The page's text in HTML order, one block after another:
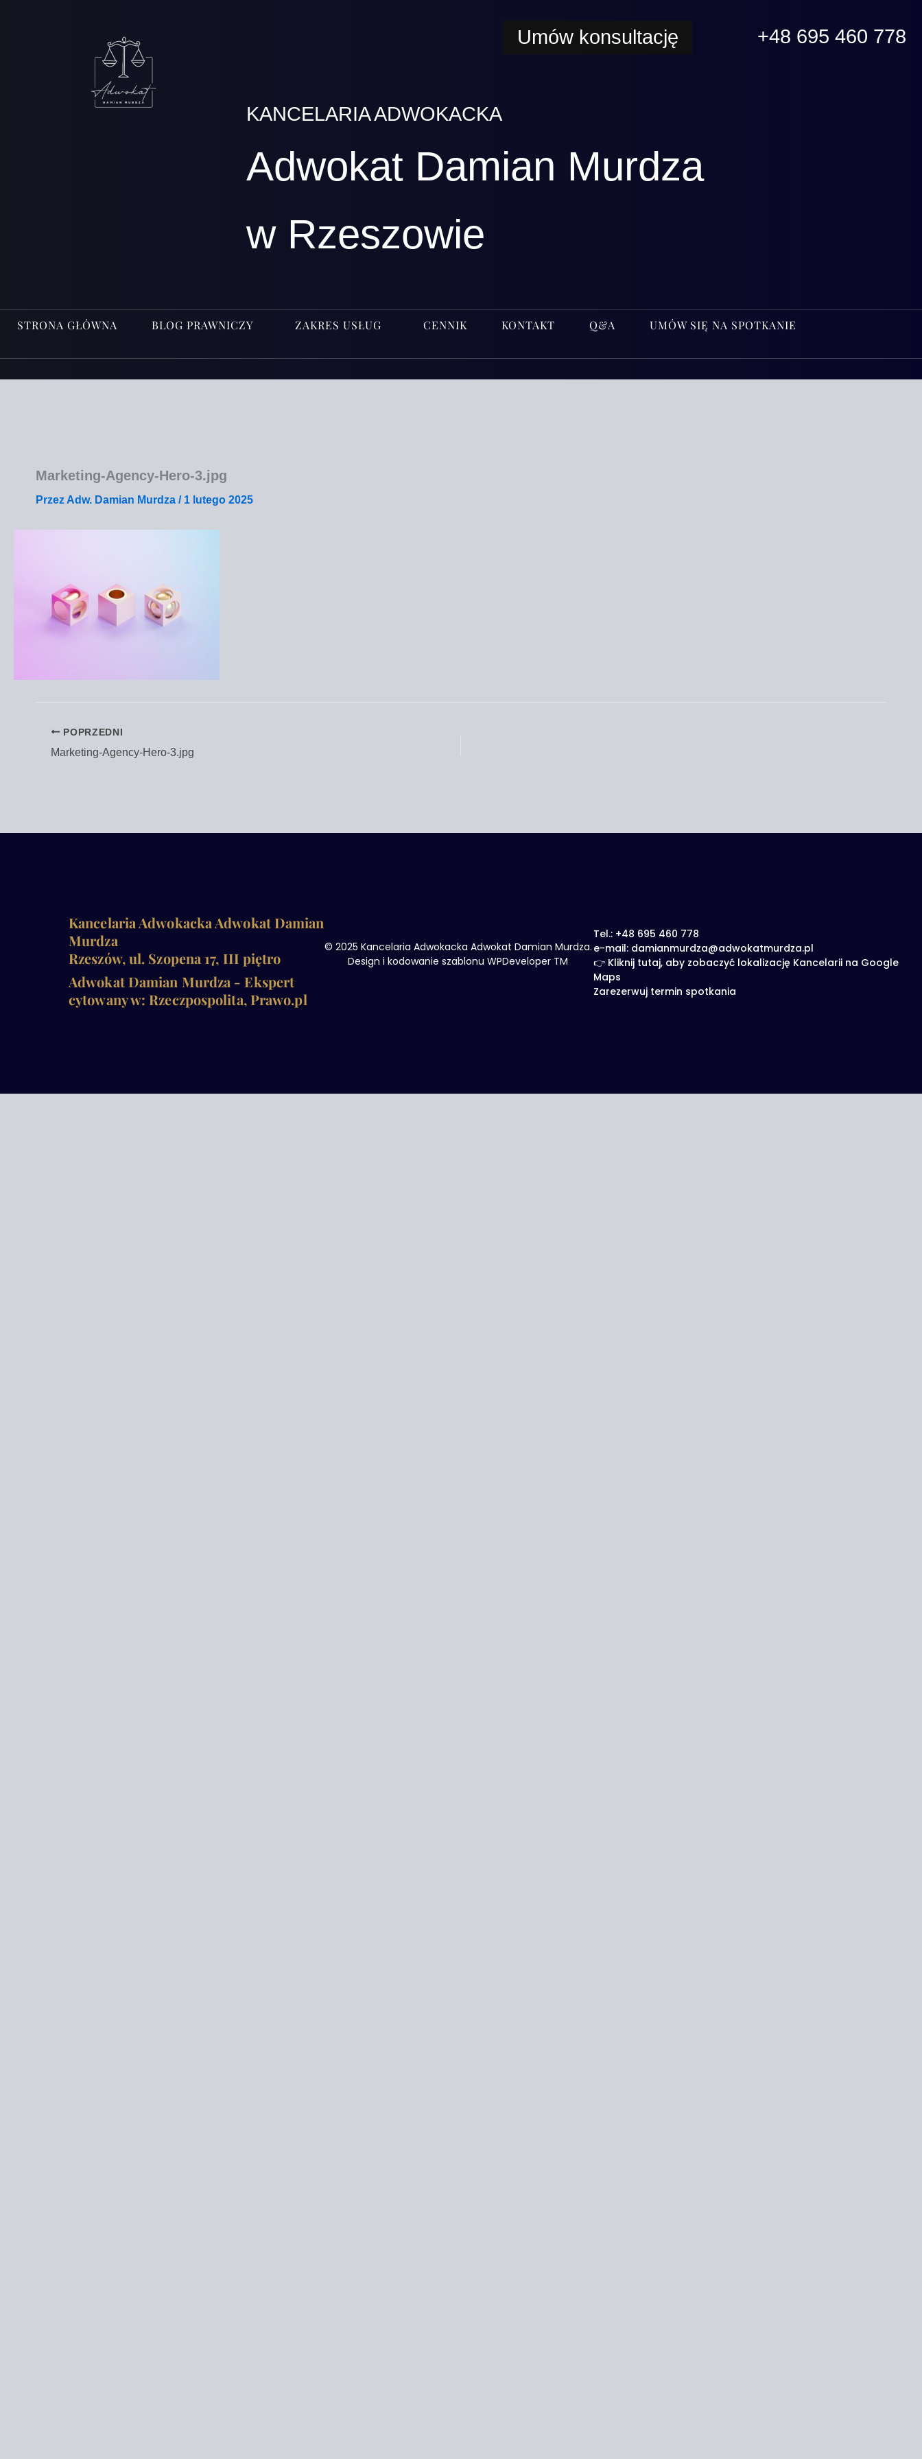
Umów konsultację +48 695 460 778
KANCELARIA ADWOKACKA
Adwokat Damian Murdza
w Rzeszowie
STRONA GŁÓWNA BLOG PRAWNICZY ZAKRES USŁUG CENNIK KONTAKT Q&A UMÓW SIĘ NA SPOTKANIE
Marketing-Agency-Hero‑3.jpg
Przez Adw. Damian Murdza / 1 lutego 2025
POPRZEDNI
Marketing-Agency-Hero‑3.jpg
Kancelaria Adwokacka Adwokat Damian
Murdza
Rzeszów, ul. Szopena 17, III piętro
Adwokat Damian Murdza - Ekspert
cytowany w: Rzeczpospolita, Prawo.pl
© 2025 Kancelaria Adwokacka Adwokat Damian Murdza.
Design i kodowanie szablonu WPDeveloper TM
Tel.: +48 695 460 778
e-mail: damianmurdza@adwokatmurdza.pl
👉 Kliknij tutaj, aby zobaczyć lokalizację Kancelarii na Google
Maps
Zarezerwuj termin spotkania